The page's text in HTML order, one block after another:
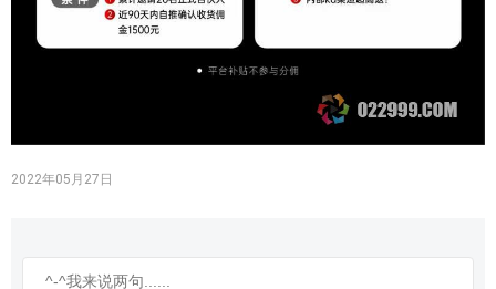
2022年05月27日